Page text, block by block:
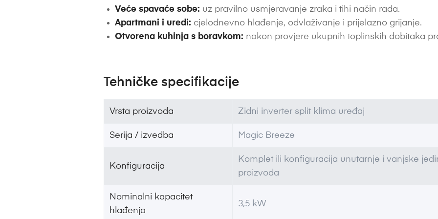
Veće spavaće sobe: uz pravilno usmjeravanje zraka i tihi način rada.
Apartmani i uredi: cjelodnevno hlađenje, odvlaživanje i prijelazno grijanje.
Otvorena kuhinja s boravkom: nakon provjere ukupnih toplinskih dobitaka
Tehničke specifikacije
Vrsta proizvoda Zidni inverter split klima uređaj
Serija / izvedba Magic Breeze
Konfiguracija
Komplet ili konfiguracija unutarnje i vanjske
proizvoda
Nominalni kapacitet
hlađenja
3,5 kW